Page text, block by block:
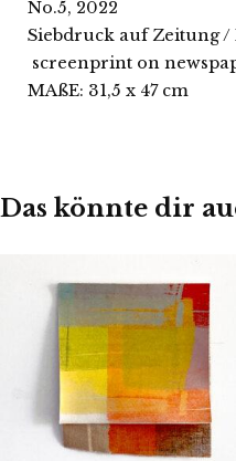
No.5, 2022
Siebdruck auf Zeitung /
screenprint on
MAßE: 31,5 x 47 cm
Das könnte dir